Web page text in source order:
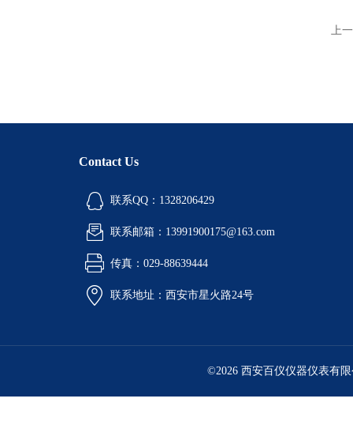
上
Contact Us
联系QQ：1328206429
联系邮箱：13991900175@163.com
传真：029-88639444
联系地址：西安市星火路24号
©2026 西安百仪仪器仪表有